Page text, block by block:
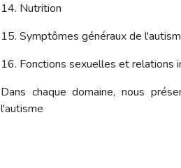
14. Nutrition
15. Symptômes généraux de
16. Fonctions sexuelles et relations
Dans chaque domaine, nous
l'autisme